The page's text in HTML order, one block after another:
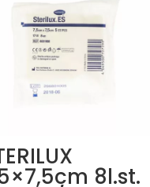
8l.st.